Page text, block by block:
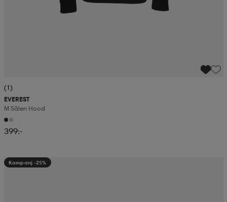
(1)
EVEREST
M Sälen Hood
399:-
Kampanj -25%